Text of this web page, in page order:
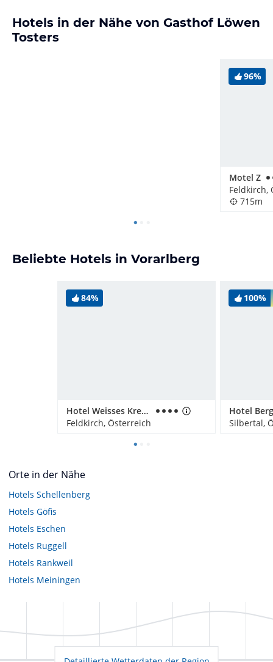
Hotels in der Nähe von Gasthof Löwen
Tosters
96%
Motel Z
Feldkirch,
715m
Beliebte Hotels in Vorarlberg
84%
Hotel Weisses Kreuz
Feldkirch, Österreich
100%
Silbertal,
Orte in der Nähe
Hotels Schellenberg
Hotels Göfis
Hotels Eschen
Hotels Ruggell
Hotels Rankweil
Hotels Meiningen